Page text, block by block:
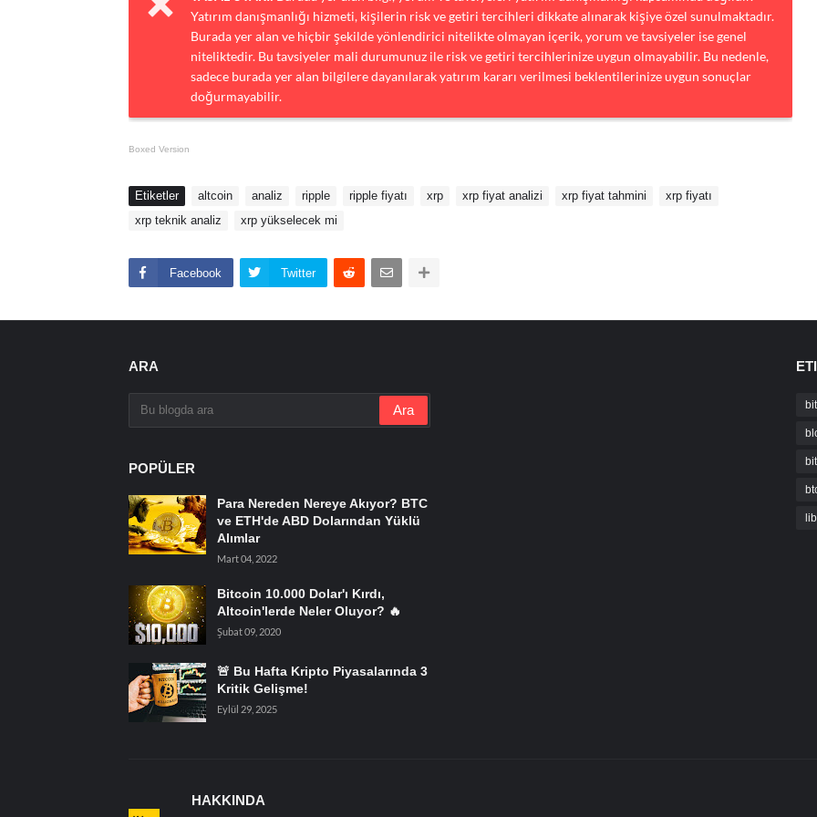
Yatırım danışmanlığı hizmeti, kişilerin risk ve getiri tercihleri dikkate alınarak kişiye özel sunulmaktadır.
Burada yer alan ve hiçbir şekilde yönlendirici nitelikte olmayan içerik, yorum ve tavsiyeler ise genel
niteliktedir. Bu tavsiyeler mali durumunuz ile risk ve getiri tercihlerinize uygun olmayabilir. Bu nedenle,
sadece burada yer alan bilgilere dayanılarak yatırım kararı verilmesi beklentilerinize uygun sonuçlar
doğurmayabilir.
Boxed Version
Etiketler altcoin analiz ripple ripple fiyatı xrp xrp fiyat analizi xrp fiyat tahmini
xrp fiyatı
xrp teknik analiz
xrp yükselecek mi
Facebook Twitter
ARA
POPÜLER
Para Nereden Nereye Akıyor? BTC
ve ETH'de ABD Dolarından Yüklü
Alımlar
Mart 04, 2022
Bitcoin 10.000 Dolar'ı Kırdı,
Altcoin'lerde Neler Oluyor? 🔥
Şubat 09, 2020
🚨 Bu Hafta Kripto Piyasalarında 3
Kritik Gelişme!
Eylül 29, 2025
HAKKINDA